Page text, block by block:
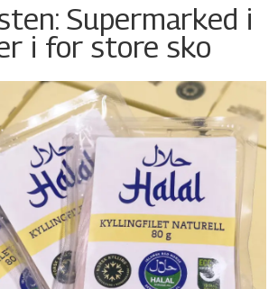
Supermarked i
i for store sko